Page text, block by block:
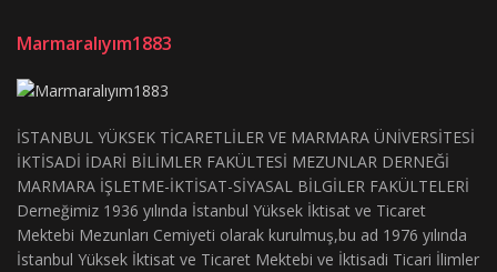
Marmaralıyım1883
İSTANBUL YÜKSEK TİCARETLİLER VE MARMARA ÜNİVERSİTESİ
İKTİSADİ İDARİ BİLİMLER FAKÜLTESİ MEZUNLAR DERNEĞİ
MARMARA İŞLETME-İKTİSAT-SİYASAL BİLGİLER FAKÜLTELERİ
Derneğimiz 1936 yılında İstanbul Yüksek İktisat ve Ticaret
Mektebi Mezunları Cemiyeti olarak kurulmuş,bu ad 1976 yılında
İstanbul Yüksek İktisat ve Ticaret Mektebi ve İktisadi Ticari İlimler